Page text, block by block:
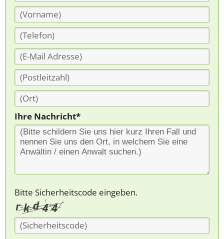
Ihre Nachricht*
Bitte Sicherheitscode eingeben.